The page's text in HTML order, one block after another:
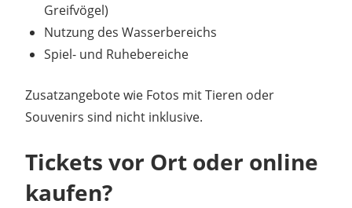
Greifvögel)
Nutzung des Wasserbereichs
Spiel- und Ruhebereiche
Zusatzangebote wie Fotos mit Tieren oder
Souvenirs sind nicht inklusive.
Tickets vor Ort oder online
kaufen?